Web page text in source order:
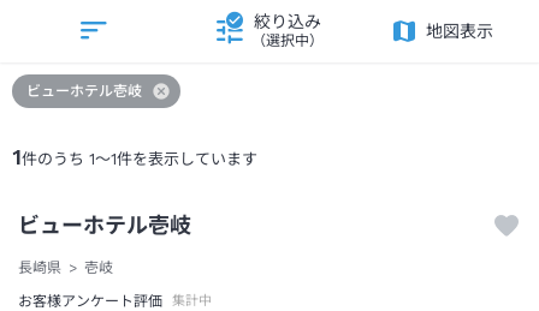
1件のうち 1～1件を表示しています
絞り込み
（選択中）
地図表示
ビューホテル壱岐
ビューホテル壱岐
長崎県
壱岐
お客様アンケート評価
集計中